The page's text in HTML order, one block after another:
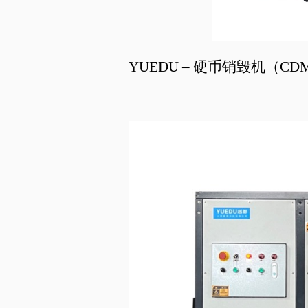
YUEDU – 硬币销毁机（